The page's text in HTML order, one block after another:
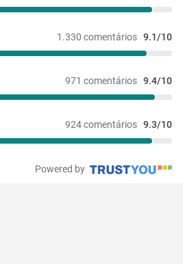
1.330 comentários 9.1/10
971 comentários 9.4/10
924 comentários 9.3/10
Powered by